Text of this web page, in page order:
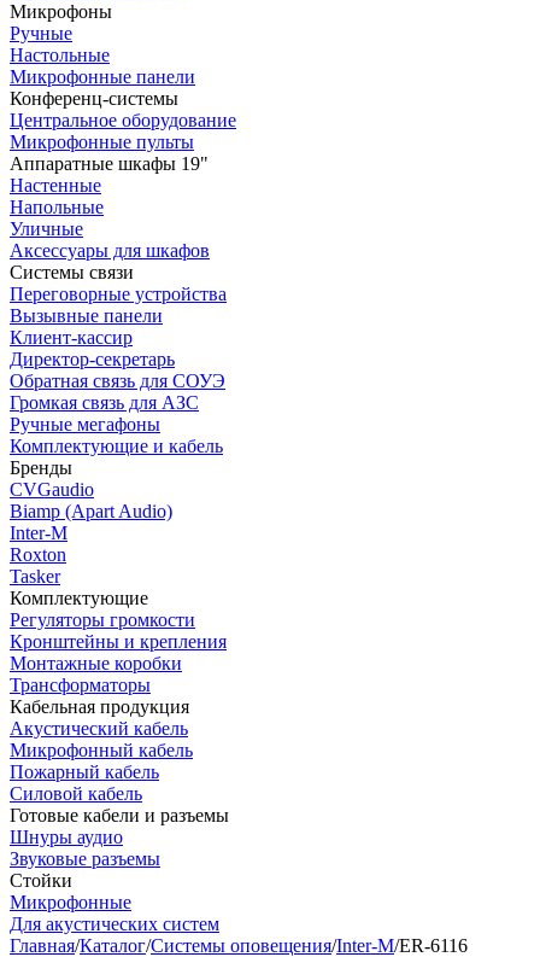
Микрофоны
Ручные
Настольные
Микрофонные панели
Конференц-системы
Центральное оборудование
Микрофонные пульты
Аппаратные шкафы 19"
Настенные
Напольные
Уличные
Аксессуары для шкафов
Системы связи
Переговорные устройства
Вызывные панели
Клиент-кассир
Директор-секретарь
Обратная связь для СОУЭ
Громкая связь для АЗС
Ручные мегафоны
Комплектующие и кабель
Бренды
CVGaudio
Biamp (Apart Audio)
Inter-M
Roxton
Tasker
Комплектующие
Регуляторы громкости
Кронштейны и крепления
Монтажные коробки
Трансформаторы
Кабельная продукция
Акустический кабель
Микрофонный кабель
Пожарный кабель
Силовой кабель
Готовые кабели и разъемы
Шнуры аудио
Звуковые разъемы
Стойки
Микрофонные
Для акустических систем
Главная/Каталог/Системы оповещения/Inter-M/ER-6116